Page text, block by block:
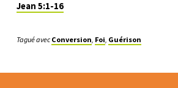
Jean 5:1-16
Tagué avec Conversion, Foi, Guérison